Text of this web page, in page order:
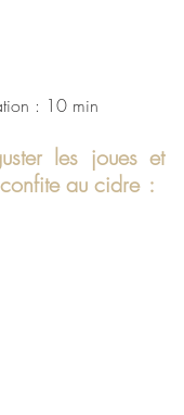
: 10 min
les joues et
au cidre  :